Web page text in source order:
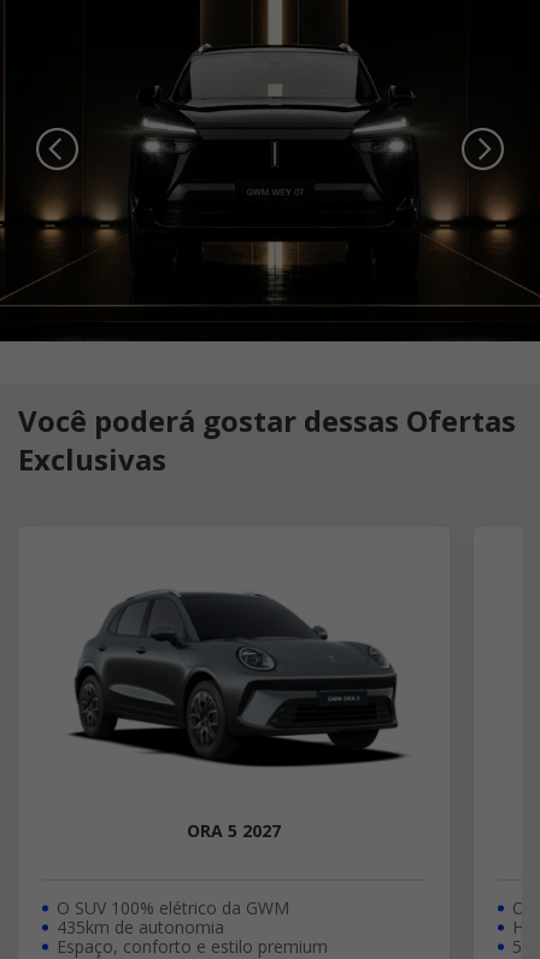
Você poderá gostar dessas Ofertas
Exclusivas
ORA 5 2027
O SUV 100% elétrico da GWM
435km de autonomia
Espaço, conforto e estilo premium
O